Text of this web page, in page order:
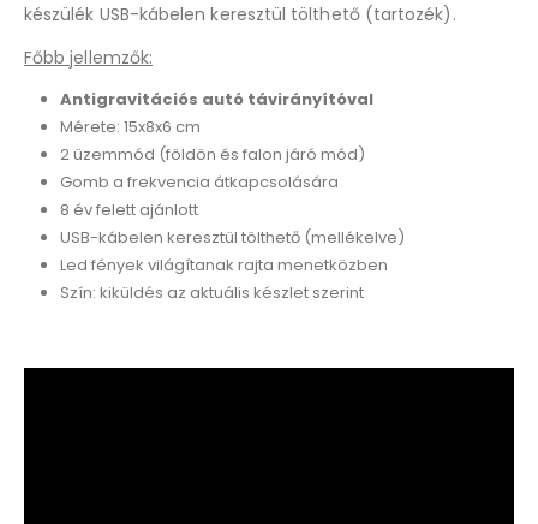
készülék USB-kábelen keresztül tölthető (tartozék).
Főbb jellemzők:
Antigravitációs autó távirányítóval
Mérete: 15x8x6 cm
2 üzemmód (földön és falon járó mód)
Gomb a frekvencia átkapcsolására
8 év felett ajánlott
USB-kábelen keresztül tölthető (mellékelve)
Led fények világítanak rajta menetközben
Szín: kiküldés az aktuális készlet szerint